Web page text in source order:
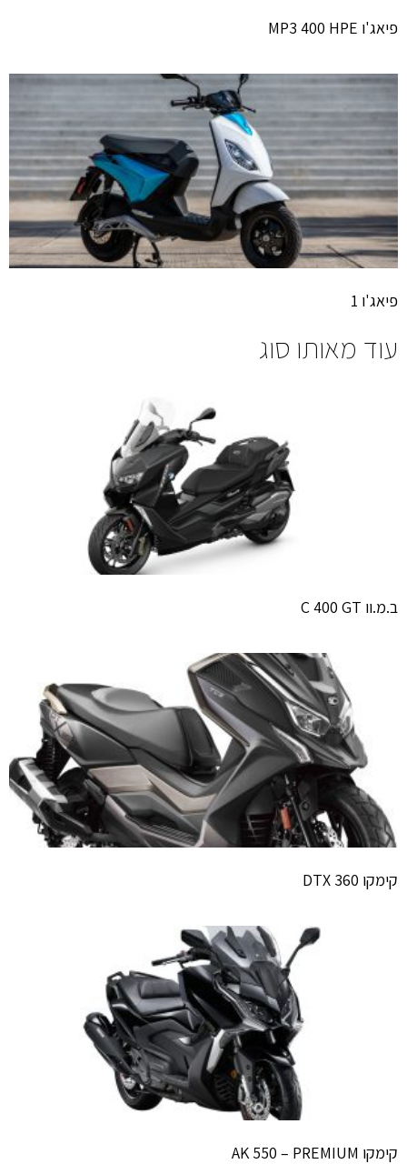
פיאג'ו MP3 400 HPE
פיאג'ו 1
עוד מאותו סוג
ב.מ.וו C 400 GT
קימקו DTX 360
קימקו AK 550 – PREMIUM